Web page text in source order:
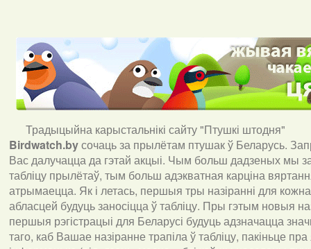
Традыцыйна карыстальнікі сайту "Птушкі штодня"
Birdwatch.byсочаць за прылётам птушак ў Беларусь.
Вас далучацца да гэтай акцыі. Чым больш дадзеных мы
табліцу прылётаў, тым больш адэкватная карціна
атрымаецца. Як і летась, першыя тры назіранні для
абласцей будуць заносіцца ў табліцу. Пры гэтым новыя
першыя рэгістрацыі для Беларусі будуць адзначацца
таго, каб Вашае назіранне трапіла ў табліцу, пакіньце пра